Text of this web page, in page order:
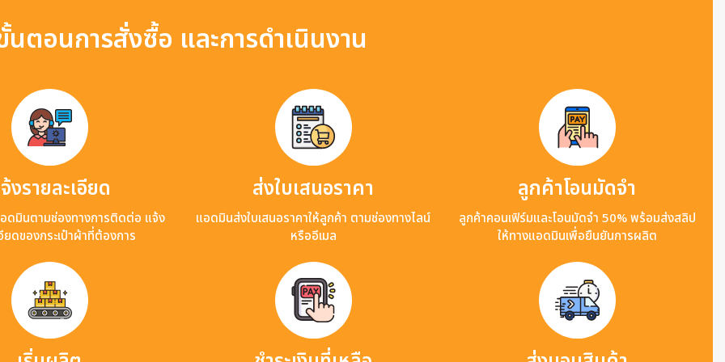
นตอนการสั่งซื้อ และการดำเนินงาน
งรายละเอียด
ดมินตามช่องทางการติดต่อ แจ้ง
ยดของกระเป๋าผ้าที่ต้องการ
ส่งใบเสนอราคา
แอดมินส่งใบเสนอราคาให้ลูกค้า ตามช่องทางไลน์
หรืออีเมล
ลูกค้าโอนมัดจำ
ลูกค้าคอนเฟิร์มและโอนมัดจำ 50% พร้อมส่งสลิป
ให้ทางแอดมินเพื่อยืนยันการผลิต